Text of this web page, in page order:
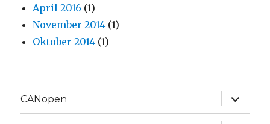
April 2016 (1)
November 2014 (1)
Oktober 2014 (1)
CANopen